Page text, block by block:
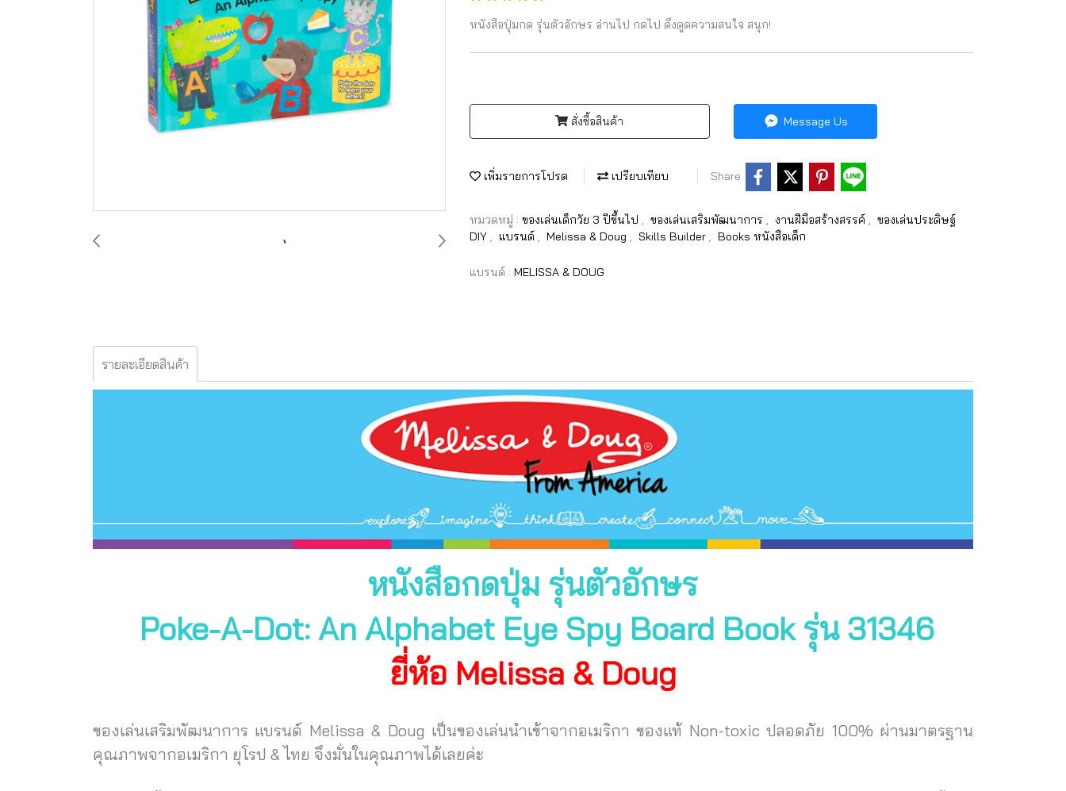
หนังสือปุ่มกด รุ่นตัวอักษร อ่านไป กดไป ดึงดูดความสนใจ สนุก!
สั่งซื้อสินค้า Message Us
เพิ่มรายการโปรด เปรียบเทียบ Share
หมวดหมู่ : ของเล่นเด็กวัย 3 ปีขึ้นไป ของเล่นเสริมพัฒนาการ งานฝีมือสร้างสรรค์
ของเล่นประดิษฐ์
DIY
แบรนด์ Melissa & Doug Skills Builder Books หนังสือเด็ก
แบรนด์ : MELISSA & DOUG
รายละเอียดสินค้า
หนังสือกดปุ่ม รุ่นตัวอักษร
Poke-A-Dot: An Alphabet Eye Spy Board Book รุ่น 31346
ยี่ห้อ Melissa & Doug
ของเล่นเสริมพัฒนาการ แบรนด์ Melissa & Doug เป็นของเล่นนำเข้าจากอเมริกา ของแท้ Non-toxic ปลอดภัย 100% ผ่านมาตรฐาน
คุณภาพจากอเมริกา ยุโรป & ไทย จึงมั่นในคุณภาพได้เลยค่ะ